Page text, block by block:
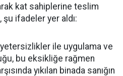
kat sahiplerine teslim
ifadeler yer aldı:
ile uygulama ve
bu eksikliğe rağmen
yıkılan binada sanığın